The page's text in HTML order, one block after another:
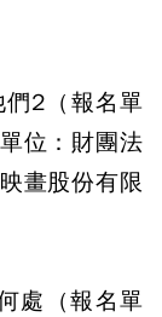
2（報名單
位：財團法
畫股份有限
處（報名單